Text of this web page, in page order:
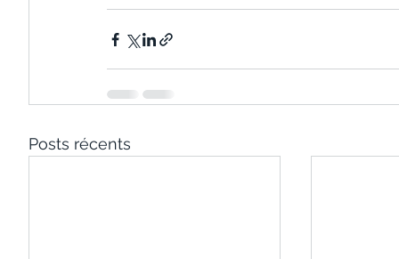
Posts récents